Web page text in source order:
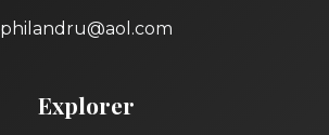
philandru@aol.com
Explorer